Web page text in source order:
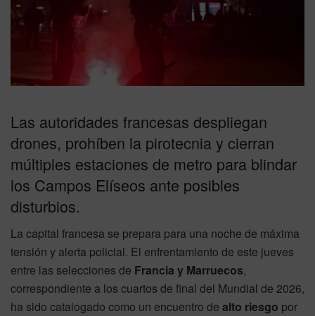
Las autoridades francesas despliegan
drones, prohíben la pirotecnia y cierran
múltiples estaciones de metro para blindar
los Campos Elíseos ante posibles
disturbios.
La capital francesa se prepara para una noche de máxima
tensión y alerta policial. El enfrentamiento de este jueves
entre las selecciones de Francia y Marruecos,
correspondiente a los cuartos de final del Mundial de 2026,
ha sido catalogado como un encuentro de alto riesgo por